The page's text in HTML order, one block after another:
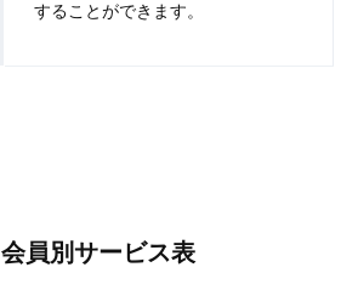
することができます。
会員別サービス表